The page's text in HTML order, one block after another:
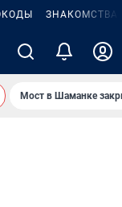
ЗНАКОМСТВА
Мост в Шаманке